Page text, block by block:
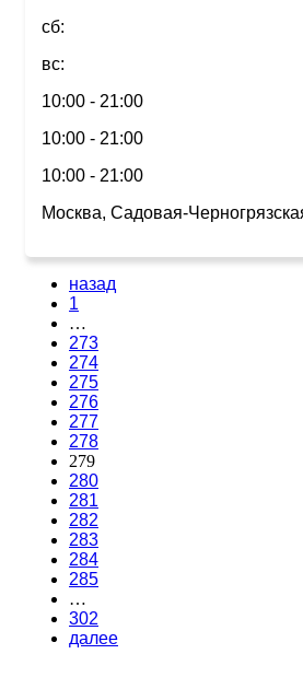
сб:
вс:
10:00 - 21:00
10:00 - 21:00
10:00 - 21:00
Москва, Садовая-
назад
1
…
273
274
275
276
277
278
279
280
281
282
283
284
285
…
302
далее